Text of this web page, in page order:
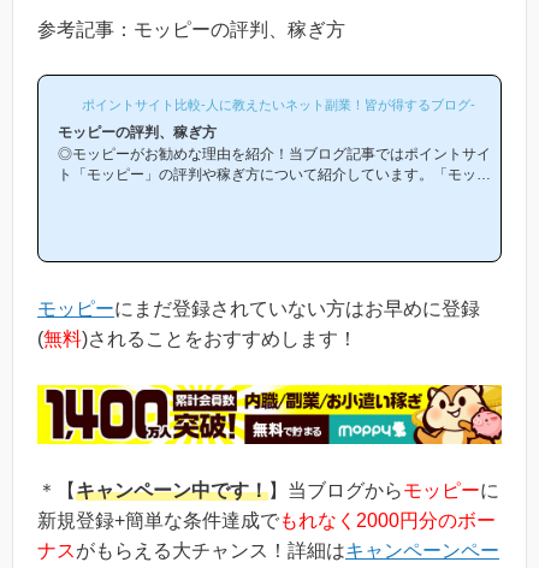
参考記事：モッピーの評判、稼ぎ方
ポイントサイト比較-人に教えたいネット副業！皆が得するブログ-
モッピーの評判、稼ぎ方
◎モッピーがお勧めな理由を紹介！当ブログ記事ではポイントサイ
ト「モッピー」の評判や稼ぎ方について紹介しています。「モッピ
初心者の方でも稼ぎやすく、当ブログでもおすすめ第1位のポイン
トサイトです！当ペ...
モッピーにまだ登録されていない方はお早めに登録
(無料)されることをおすすめします！
＊【キャンペーン中です！】当ブログからモッピーに
新規登録+簡単な条件達成でもれなく2000円分のボー
ナスがもらえる大チャンス！詳細はキャンペーンペー